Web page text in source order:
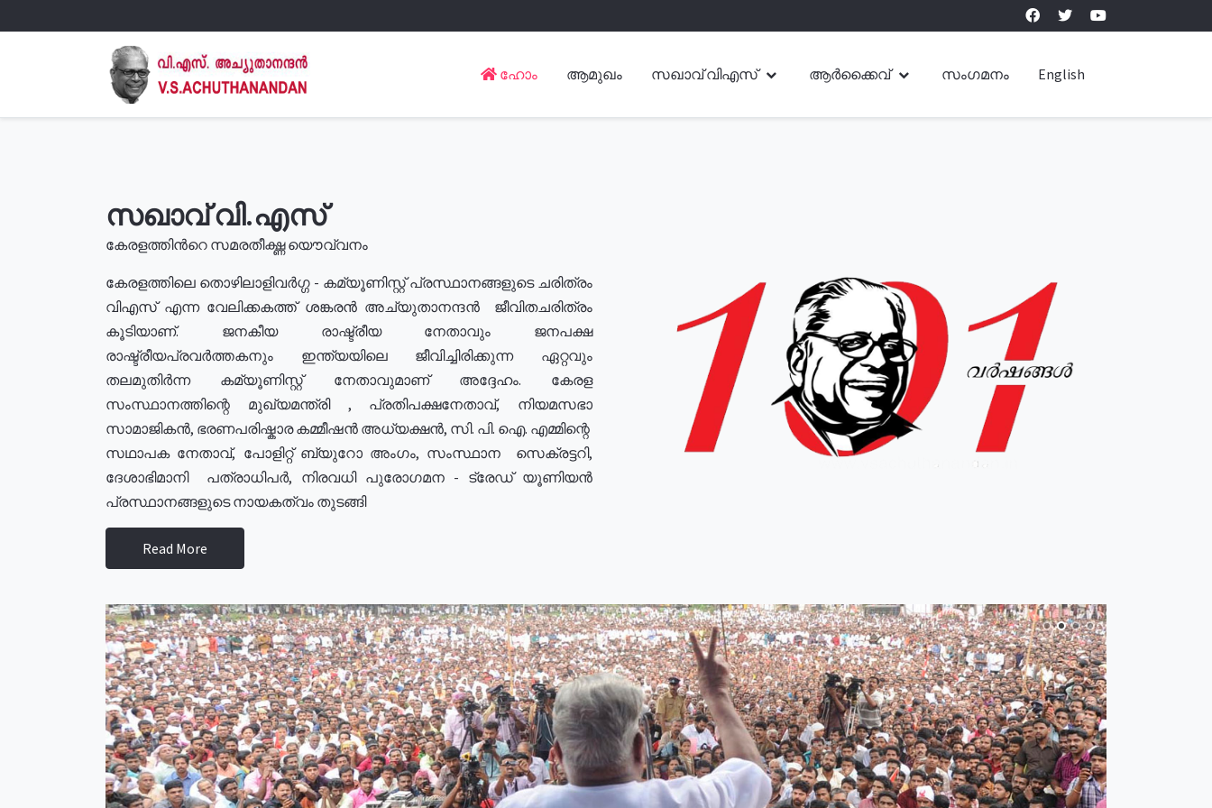
ഹോം ആമുഖം സഖാവ് വിഎസ് ആർക്കൈവ് സംഗമനം English
സഖാവ് വി.എസ്
കേരളത്തിൻറെ സമരതീക്ഷ്ണ യൌവ്വനം
കേരളത്തിലെ തൊഴിലാളിവർഗ്ഗ - കമ്യൂണിസ്റ്റ് പ്രസ്ഥാനങ്ങളുടെ ചരിത്രം
വിഎസ് എന്ന വേലിക്കകത്ത് ശങ്കരൻ അച്യുതാനന്ദൻ ജീവിതചരിത്രം
കൂടിയാണ്. ജനകീയ രാഷ്ട്രീയ നേതാവും ജനപക്ഷ
രാഷ്ട്രീയപ്രവർത്തകനും ഇന്ത്യയിലെ ജീവിച്ചിരിക്കുന്ന ഏറ്റവും
തലമുതിർന്ന കമ്യൂണിസ്റ്റ് നേതാവുമാണ് അദ്ദേഹം. കേരള
സംസ്ഥാനത്തിന്റെ മുഖ്യമന്ത്രി , പ്രതിപക്ഷനേതാവ്, നിയമസഭാ
സാമാജികൻ, ഭരണപരിഷ്കാര കമ്മീഷൻ അധ്യക്ഷൻ, സി. പി. ഐ. എമ്മിന്റെ
സഥാപക നേതാവ്, പോളിറ്റ് ബ്യുറോ അംഗം, സംസ്ഥാന സെക്രട്ടറി,
ദേശാഭിമാനി പത്രാധിപർ, നിരവധി പുരോഗമന - ട്രേഡ് യൂണിയൻ
പ്രസ്ഥാനങ്ങളുടെ നായകത്വം തുടങ്ങി
Read More